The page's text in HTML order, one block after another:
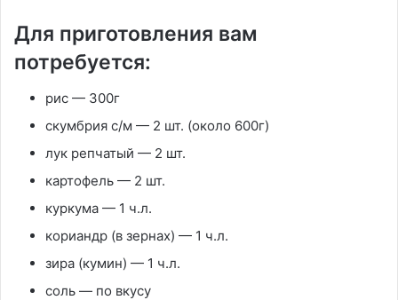
Для приготовления вам
потребуется:
рис — 300г
скумбрия с/м — 2 шт. (около 600г)
лук репчатый — 2 шт.
картофель — 2 шт.
куркума — 1 ч.л.
кориандр (в зернах) — 1 ч.л.
зира (кумин) — 1 ч.л.
соль — по вкусу